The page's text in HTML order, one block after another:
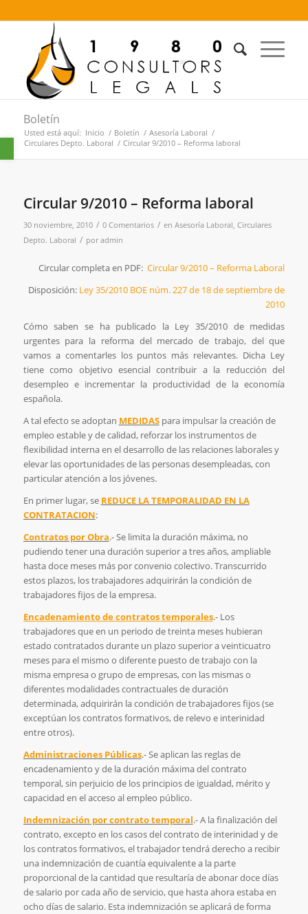
Abrir barra de herramientas
Boletín
Usted está aquí: Inicio / Boletín / Asesoría Laboral /
Circulares Depto. Laboral / Circular 9/2010 – Reforma laboral
Circular 9/2010 – Reforma laboral
30 noviembre, 2010 / 0 Comentarios / en Asesoría Laboral, Circulares
Depto. Laboral / poradmin
Circular completa en PDF:Circular 9/2010 – Reforma Laboral
Disposición: Ley 35/2010 BOE núm. 227 de 18 de septiembre de
2010
Cómo saben se ha publicado la Ley 35/2010 de medidas
urgentes para la reforma del mercado de trabajo, del que
vamos a comentarles los puntos más relevantes. Dicha Ley
tiene como objetivo esencial contribuir a la reducción del
desempleo e incrementar la productividad de la economía
española.
A tal efecto se adoptan MEDIDASpara impulsar la creación de
empleo estable y de calidad, reforzar los instrumentos de
flexibilidad interna en el desarrollo de las relaciones laborales y
elevar las oportunidades de las personas desempleadas, con
particular atención a los jóvenes.
En primer lugar, se REDUCE LA TEMPORALIDAD EN LA
CONTRATACION:
Contratos por Obra.- Se limita la duración máxima, no
pudiendo tener una duración superior a tres años, ampliable
hasta doce meses más por convenio colectivo. Transcurrido
estos plazos, los trabajadores adquirirán la condición de
trabajadores fijos de la empresa.
Encadenamiento de contratos temporales.- Los
trabajadores que en un periodo de treinta meses hubieran
estado contratados durante un plazo superior a veinticuatro
meses para el mismo o diferente puesto de trabajo con la
misma empresa o grupo de empresas, con las mismas o
diferentes modalidades contractuales de duración
determinada, adquirirán la condición de trabajadores fijos (se
exceptúan los contratos formativos, de relevo e interinidad
entre otros).
Administraciones Públicas.- Se aplican las reglas de
encadenamiento y de la duración máxima del contrato
temporal, sin perjuicio de los principios de igualdad, mérito y
capacidad en el acceso al empleo público.
Indemnización por contrato temporal.- A la finalización del
contrato, excepto en los casos del contrato de interinidad y de
los contratos formativos, el trabajador tendrá derecho a recibir
una indemnización de cuantía equivalente a la parte
proporcional de la cantidad que resultaría de abonar doce días
de salario por cada año de servicio, que hasta ahora estaba en
ocho días de salario. Esta indemnización se aplicará de forma